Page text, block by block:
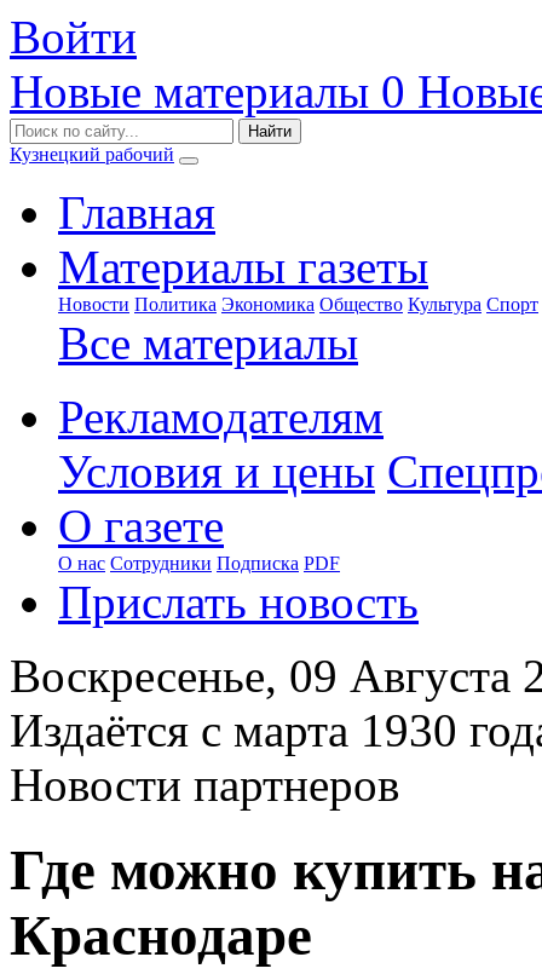
Войти
Новые материалы 0
Кузнецкий рабочий
Главная
Материалы газеты
Новости Политика Экономика Общество Культура Спорт
Все материалы
Рекламодателям
Условия и цены
О газете
О нас Сотрудники Подписка PDF
Прислать новость
Воскресенье, 09 Августа
Издаётся с марта 1930
Новости партнеров
Где можно купить
Краснодаре